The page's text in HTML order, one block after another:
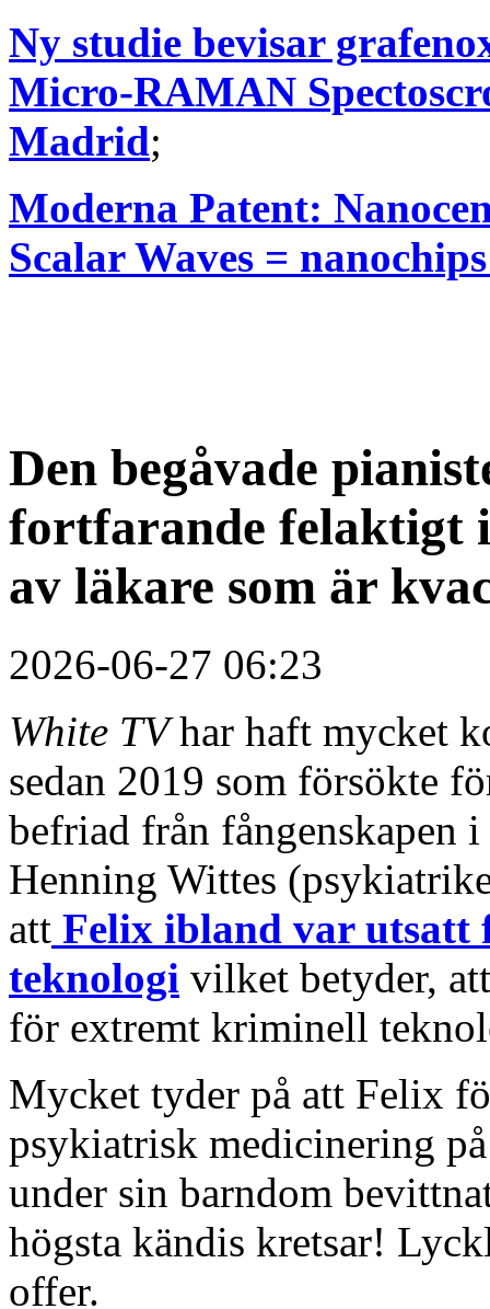
Ny studie bevisar
Micro-RAMAN
Madrid;
Moderna Patent:
Scalar Waves =
Den begåvade
fortfarande felaktigt
av läkare som är
2026-06-27 06:23
White TVhar haft mycket
sedan 2019 som försökte
befriad från fångenskapen
Henning Wittes
att Felix ibland var utsatt
teknologi vilket betyder,
för extremt kriminell
Mycket tyder på att Felix
psykiatrisk medicinering
under sin barndom
högsta kändis kretsar!
offer.